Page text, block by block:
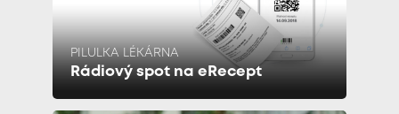
PILULKA LÉKÁRNA
Rádiový spot na eRecept